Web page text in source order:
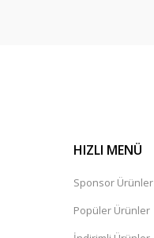
HIZLI MENÜ
Sponsor Ürünler
Popüler Ürünler